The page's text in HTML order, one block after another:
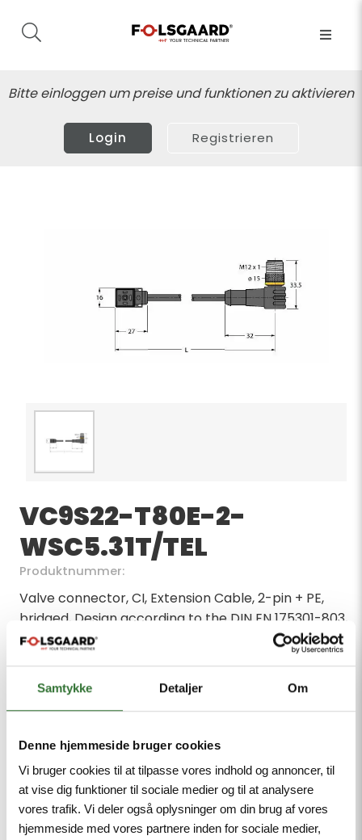
Samtykke Detaljer Om
Denne hjemmeside bruger cookies
Vi bruger cookies til at tilpasse vores indhold og annoncer, til
at vise dig funktioner til sociale medier og til at analysere
vores trafik. Vi deler også oplysninger om din brug af vores
hjemmeside med vores partnere inden for sociale medier,
Bitte einloggen um preise und funktionen zu aktivieren
Login Registrieren
VC9S22-T80E-2-
WSC5.31T/TEL
Produktnummer:
Valve connector, CI, Extension Cable, 2-pin + PE,
bridged, Design according to the DIN EN 175301-803,
RoHS-compliant, Protection class: IP65, IP67, IP68,
Protective component: Z-diode, Cable length: 2.0 m,
Sheath material: PVC, Sheath color: black, Resistant
to chemicals and oils, Flame retardant, Resistant to
and hydrolysis, LABS-free, M12 male, angled, 2-pin +
Mindestbestellmenge: 1